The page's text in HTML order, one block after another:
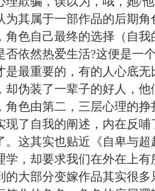
为其属于一部作品的后期
角色自己最终的选择（自
否依然热爱生活?这便是一
是最重要的，有的人心底
却伪装了一辈子的好人，
角色由第二，三层心理的
现了自我的阐述，内在反
。这其实也贴近《自卑与
学，却要求我们在外在上
的大部分变嫁作品其实很